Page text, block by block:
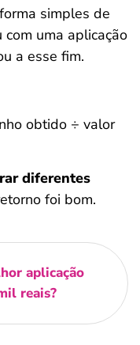
simples de
uma aplicação
a esse fim.
obtido ÷ valor
diferentes
foi bom.
aplicação
reais?